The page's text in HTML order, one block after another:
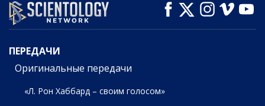
СМОТРЕТЬ СМОТРЕТЬ
СМОТРЕТЬ
ПЕРЕДАЧИ
ПЕРЕДАЧИ
Оригинальные передачи
«Л. Рон Хаббард – своим голосом»